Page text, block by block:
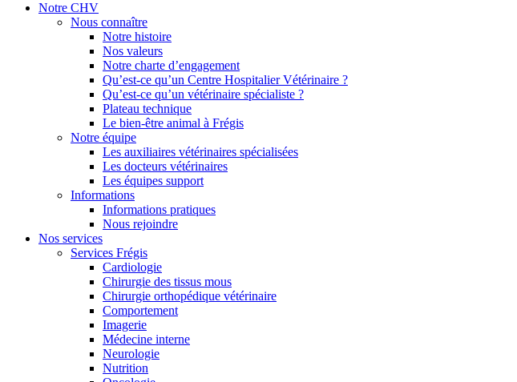
Notre CHV
Nous connaître
Notre histoire
Nos valeurs
Notre charte d’engagement
Qu’est-ce qu’un Centre Hospitalier Vétérinaire ?
Qu’est-ce qu’un vétérinaire spécialiste ?
Plateau technique
Le bien-être animal à Frégis
Notre équipe
Les auxiliaires vétérinaires spécialisées
Les docteurs vétérinaires
Les équipes support
Informations
Informations pratiques
Nous rejoindre
Nos services
Services Frégis
Cardiologie
Chirurgie des tissus mous
Chirurgie orthopédique vétérinaire
Comportement
Imagerie
Médecine interne
Neurologie
Nutrition